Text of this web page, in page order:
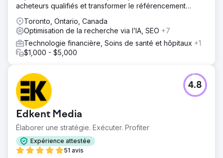
acheteurs qualifiés et transformer le référencement
Toronto, Ontario, Canada
Optimisation de la recherche via l’IA, SEO +7
Technologie financière, Soins de santé et hôpitaux +1
$1,000 - $5,000
Edkent Media
Élaborer une stratégie. Exécuter. Profiter
Expérience attestée
51 avis
4.8